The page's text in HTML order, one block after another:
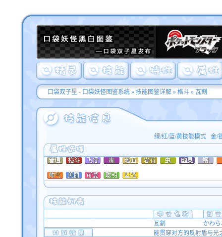
口袋双子星 - 口袋妖怪图鉴系统» 技能图鉴详解» 格斗» 瓦割
绿/红/蓝/黄技能模式 金/
瓦割
かわ
能贯穿对方的反射盾与光